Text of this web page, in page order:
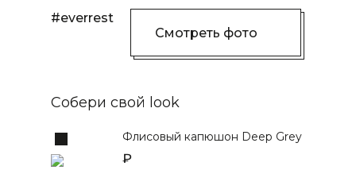
#everrest
Смотреть фото
Собери свой look
Флисовый капюшон Deep Grey